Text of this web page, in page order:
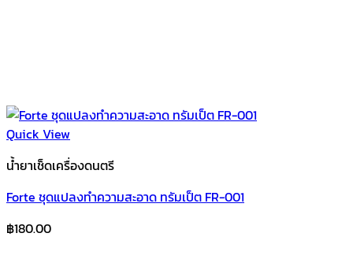
Quick View
น้ำยาเช็ดเครื่องดนตรี
Forte ชุดแปลงทำความสะอาด ทรัมเป็ต FR-001
฿180.00